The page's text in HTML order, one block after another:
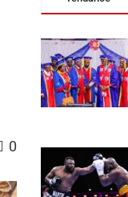
0